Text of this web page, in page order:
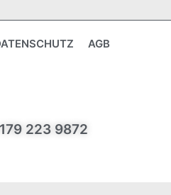
AGB
223 9872